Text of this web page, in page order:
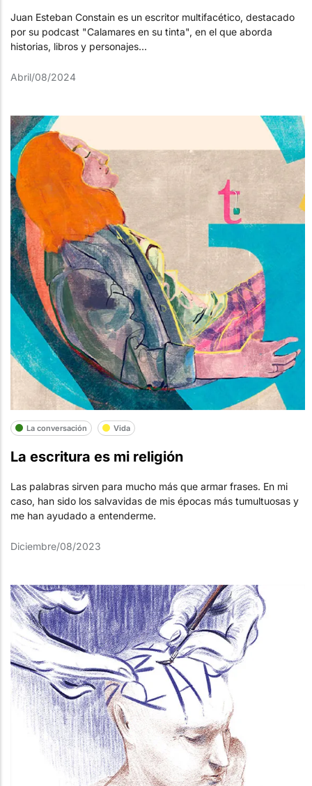
Juan Esteban Constain es un escritor multifacético, destacado
por su podcast "Calamares en su tinta", en el que aborda
historias, libros y personajes...
Abril/08/2024
La conversación Vida
La escritura es mi religión
Las palabras sirven para mucho más que armar frases. En mi
caso, han sido los salvavidas de mis épocas más tumultuosas y
me han ayudado a entenderme.
Diciembre/08/2023